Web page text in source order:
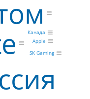
SK Gaming
Apple
Канада